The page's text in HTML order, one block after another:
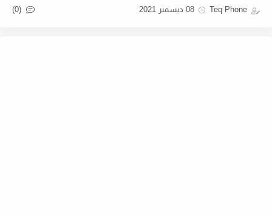
Teq Phone 08 ديسمبر 2021 (0)